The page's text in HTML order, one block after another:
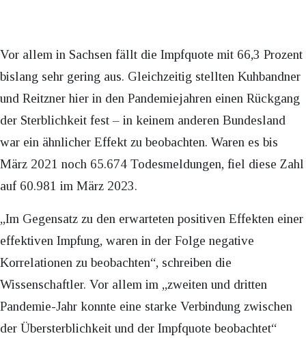
Vor allem in Sachsen fällt die Impfquote mit 66,3 Prozent
bislang sehr gering aus. Gleichzeitig stellten Kuhbandner
und Reitzner hier in den Pandemiejahren einen Rückgang
der Sterblichkeit fest – in keinem anderen Bundesland
war ein ähnlicher Effekt zu beobachten. Waren es bis
März 2021 noch 65.674 Todesmeldungen, fiel diese Zahl
auf 60.981 im März 2023.
„Im Gegensatz zu den erwarteten positiven Effekten einer
effektiven Impfung, waren in der Folge negative
Korrelationen zu beobachten“, schreiben die
Wissenschaftler. Vor allem im „zweiten und dritten
Pandemie-Jahr konnte eine starke Verbindung zwischen
der Übersterblichkeit und der Impfquote beobachtet“